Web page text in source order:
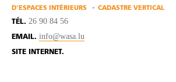
D'ESPACES INTÉRIEURS CADASTRE VERTICAL
TÉL. 26 90 84 56
EMAIL. info@wasa.lu
SITE INTERNET.